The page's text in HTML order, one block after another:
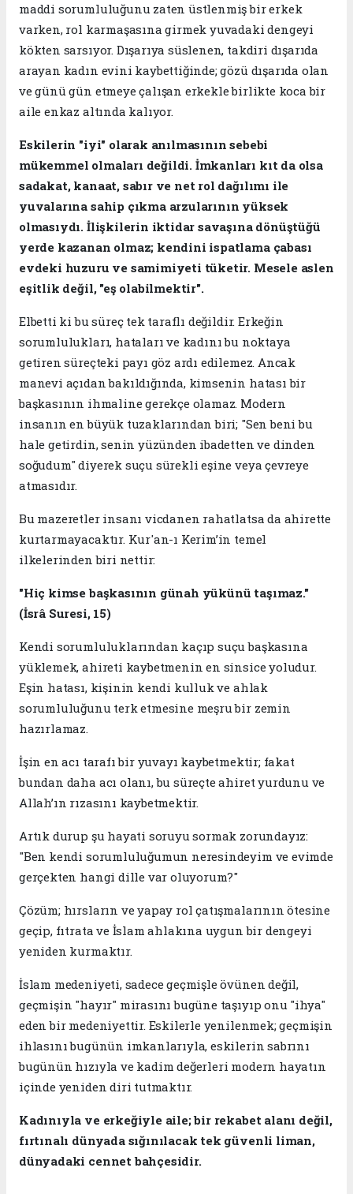
maddi sorumluluğunu zaten üstlenmiş bir erkek
varken, rol karmaşasına girmek yuvadaki dengeyi
kökten sarsıyor. Dışarıya süslenen, takdiri dışarıda
arayan kadın evini kaybettiğinde; gözü dışarıda olan
ve günü gün etmeye çalışan erkekle birlikte koca bir
aile enkaz altında kalıyor.
​Eskilerin "iyi" olarak anılmasının sebebi
mükemmel olmaları değildi. İmkanları kıt da olsa
sadakat, kanaat, sabır ve net rol dağılımı ile
yuvalarına sahip çıkma arzularının yüksek
olmasıydı. İlişkilerin iktidar savaşına dönüştüğü
yerde kazanan olmaz; kendini ispatlama çabası
evdeki huzuru ve samimiyeti tüketir. Mesele aslen
eşitlik değil, "eş olabilmektir".
​Elbetti ki bu süreç tek taraflı değildir. Erkeğin
sorumlulukları, hataları ve kadını bu noktaya
getiren süreçteki payı göz ardı edilemez. Ancak
manevi açıdan bakıldığında, kimsenin hatası bir
başkasının ihmaline gerekçe olamaz. Modern
insanın en büyük tuzaklarından biri; "Sen beni bu
hale getirdin, senin yüzünden ibadetten ve dinden
soğudum" diyerek suçu sürekli eşine veya çevreye
atmasıdır.
​Bu mazeretler insanı vicdanen rahatlatsa da ahirette
kurtarmayacaktır. Kur'an-ı Kerim’in temel
ilkelerinden biri nettir:
​"Hiç kimse başkasının günah yükünü taşımaz."
(İsrâ Suresi, 15)
​Kendi sorumluluklarından kaçıp suçu başkasına
yüklemek, ahireti kaybetmenin en sinsice yoludur.
Eşin hatası, kişinin kendi kulluk ve ahlak
sorumluluğunu terk etmesine meşru bir zemin
hazırlamaz.
​​İşin en acı tarafı bir yuvayı kaybetmektir; fakat
bundan daha acı olanı, bu süreçte ahiret yurdunu ve
Allah’ın rızasını kaybetmektir.
​Artık durup şu hayati soruyu sormak zorundayız:
"Ben kendi sorumluluğumun neresindeyim ve evimde
gerçekten hangi dille var oluyorum?"
​Çözüm; hırsların ve yapay rol çatışmalarının ötesine
geçip, fıtrata ve İslam ahlakına uygun bir dengeyi
yeniden kurmaktır.
İslam medeniyeti, sadece geçmişle övünen değil,
geçmişin "hayır" mirasını bugüne taşıyıp onu "ihya"
eden bir medeniyettir. Eskilerle yenilenmek; geçmişin
ihlasını bugünün imkanlarıyla, eskilerin sabrını
bugünün hızıyla ve kadim değerleri modern hayatın
içinde yeniden diri tutmaktır.
Kadınıyla ve erkeğiyle aile; bir rekabet alanı değil,
fırtınalı dünyada sığınılacak tek güvenli liman,
dünyadaki cennet bahçesidir.